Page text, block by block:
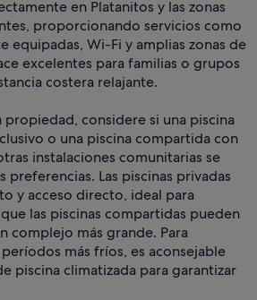
en Platanitos y las zonas
proporcionando servicios como
equipadas, Wi-Fi y amplias zonas de
excelentes para familias o grupos
costera relajante.
propiedad, considere si una piscina
o una piscina compartida con
instalaciones comunitarias se
preferencias. Las piscinas privadas
y acceso directo, ideal para
las piscinas compartidas pueden
complejo más grande. Para
más fríos, es aconsejable
piscina climatizada para garantizar